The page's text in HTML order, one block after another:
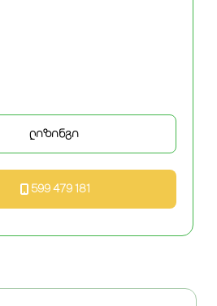
ლიზინგი
599 479 181